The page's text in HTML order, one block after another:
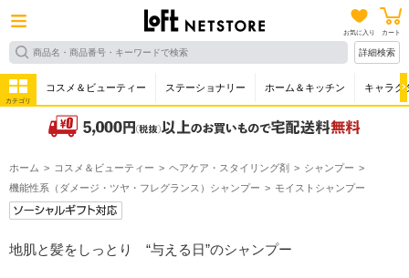
お気に入り カート
詳細検索
カテゴリ
コスメ＆ビューティー ステーショナリー ホーム＆キッチン キャラク
ホーム コスメ＆ビューティー ヘアケア・スタイリング剤
シャンプー
機能性系（ダメージ・ツヤ・フレグランス）シャンプー
モイストシャンプー
地肌と髪をしっとり “与える日”のシャンプー